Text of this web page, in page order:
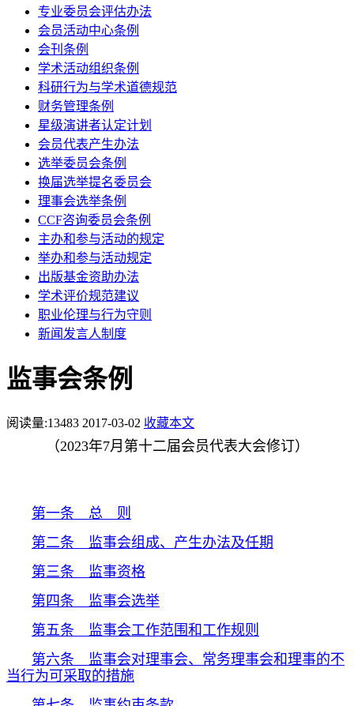
专业委员会评估办法
会员活动中心条例
会刊条例
学术活动组织条例
科研行为与学术道德规范
财务管理条例
星级演讲者认定计划
会员代表产生办法
选举委员会条例
换届选举提名委员会
理事会选举条例
CCF咨询委员会条例
主办和参与活动的规定
举办和参与活动规定
出版基金资助办法
学术评价规范建议
职业伦理与行为守则
新闻发言人制度
监事会条例
阅读量:13483 2017-03-02 收藏本文
（2023年7月第十二届会员代表大会修订）
第一条 总 则
第二条 监事会组成、产生办法及任期
第三条 监事资格
第四条 监事会选举
第五条 监事会工作范围和工作规则
第六条 监事会对理事会、常务理事会和理事的不
当行为可采取的措施